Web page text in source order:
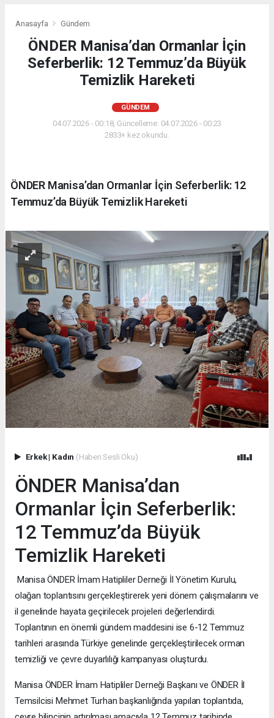
Anasayfa Gündem
ÖNDER Manisa’dan Ormanlar İçin
Seferberlik: 12 Temmuz’da Büyük
Temizlik Hareketi
GÜNDEM
04.07.2026 - 00:18, Güncelleme: 04.07.2026 - 00:23
2833+ kez okundu.
ÖNDER Manisa’dan Ormanlar İçin Seferberlik: 12
Temmuz’da Büyük Temizlik Hareketi
Erkek| Kadın (Haberi Sesli Oku)
ÖNDER Manisa’dan
Ormanlar İçin Seferberlik:
12 Temmuz’da Büyük
Temizlik Hareketi
Manisa ÖNDER İmam Hatipliler Derneği İl Yönetim Kurulu,
olağan toplantısını gerçekleştirerek yeni dönem çalışmalarını ve
il genelinde hayata geçirilecek projeleri değerlendirdi.
Toplantının en önemli gündem maddesini ise 6-12 Temmuz
tarihleri arasında Türkiye genelinde gerçekleştirilecek orman
temizliği ve çevre duyarlılığı kampanyası oluşturdu.
Manisa ÖNDER İmam Hatipliler Derneği Başkanı ve ÖNDER İl
Temsilcisi Mehmet Turhan başkanlığında yapılan toplantıda,